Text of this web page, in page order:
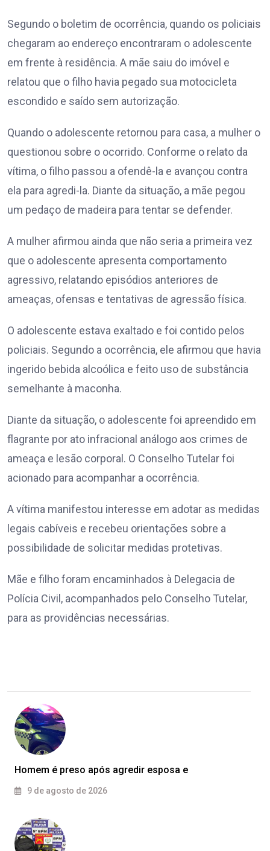
Segundo o boletim de ocorrência, quando os policiais
chegaram ao endereço encontraram o adolescente
em frente à residência. A mãe saiu do imóvel e
relatou que o filho havia pegado sua motocicleta
escondido e saído sem autorização.
Quando o adolescente retornou para casa, a mulher o
questionou sobre o ocorrido. Conforme o relato da
vítima, o filho passou a ofendê-la e avançou contra
ela para agredi-la. Diante da situação, a mãe pegou
um pedaço de madeira para tentar se defender.
A mulher afirmou ainda que não seria a primeira vez
que o adolescente apresenta comportamento
agressivo, relatando episódios anteriores de
ameaças, ofensas e tentativas de agressão física.
O adolescente estava exaltado e foi contido pelos
policiais. Segundo a ocorrência, ele afirmou que havia
ingerido bebida alcoólica e feito uso de substância
semelhante à maconha.
Diante da situação, o adolescente foi apreendido em
flagrante por ato infracional análogo aos crimes de
ameaça e lesão corporal. O Conselho Tutelar foi
acionado para acompanhar a ocorrência.
A vítima manifestou interesse em adotar as medidas
legais cabíveis e recebeu orientações sobre a
possibilidade de solicitar medidas protetivas.
Mãe e filho foram encaminhados à Delegacia de
Polícia Civil, acompanhados pelo Conselho Tutelar,
para as providências necessárias.
Homem é preso após agredir esposa e
9 de agosto de 2026